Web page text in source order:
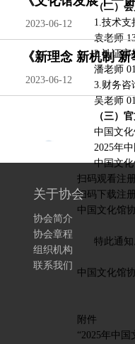
（二）会
1.技术支
袁老师
2.认证审核
潘老师
3.财务咨
吴老师
（三）官
中国文化
2025年中
中国文化馆
扫码观看注
扫码下载注
中国文化馆
特此通知
中国文化馆
附件
“2025年中
2023-06-12
《新理念 新机制
2020中国文化馆年
2023-06-12
关于协会
协会简介
协会章程
组织机构
联系我们